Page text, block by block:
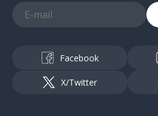
Facebook
X/Twitter